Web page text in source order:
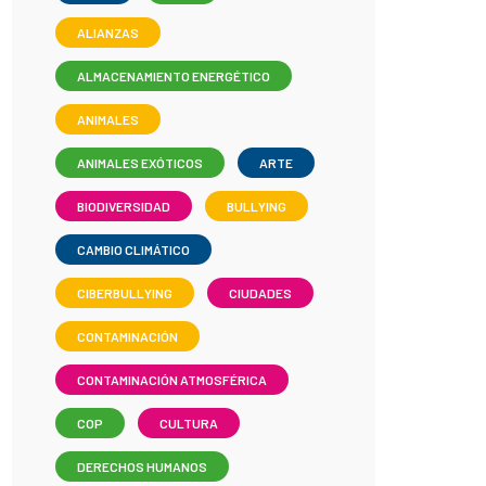
ALIANZAS
ALMACENAMIENTO ENERGÉTICO
ANIMALES
ANIMALES EXÓTICOS ARTE
BIODIVERSIDAD BULLYING
CAMBIO CLIMÁTICO
CIBERBULLYING CIUDADES
CONTAMINACIÓN
CONTAMINACIÓN ATMOSFÉRICA
COP CULTURA
DERECHOS HUMANOS